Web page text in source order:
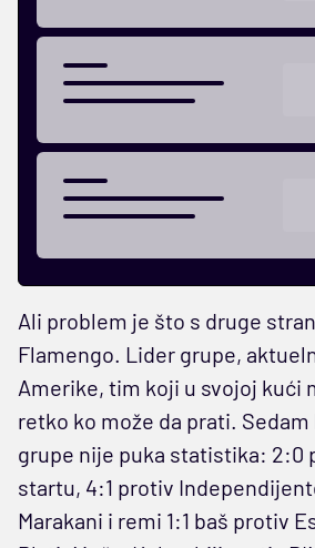
Ali problem je što s druge
Flamengo. Lider grupe,
Amerike, tim koji u svojoj kući
retko ko može da prati. Sedam
grupe nije puka statistika: 2:0
startu, 4:1 protiv
Marakani i remi 1:1 baš protiv